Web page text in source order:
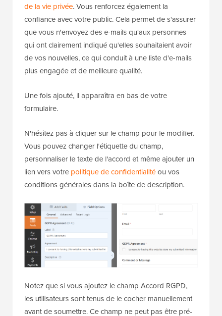
de la vie privée. Vous renforcez également la
confiance avec votre public. Cela permet de s'assurer
que vous n'envoyez des e-mails qu'aux personnes
qui ont clairement indiqué qu'elles souhaitaient avoir
de vos nouvelles, ce qui conduit à une liste d'e-mails
plus engagée et de meilleure qualité.
Une fois ajouté, il apparaîtra en bas de votre
formulaire.
N'hésitez pas à cliquer sur le champ pour le modifier.
Vous pouvez changer l'étiquette du champ,
personnaliser le texte de l'accord et même ajouter un
lien vers votre politique de confidentialitéou vos
conditions générales dans la boîte de description.
Notez que si vous ajoutez le champ Accord RGPD,
les utilisateurs sont tenus de le cocher manuellement
avant de soumettre. Ce champ ne peut pas être pré-